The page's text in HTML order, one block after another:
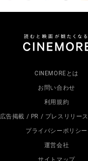
CINEMOREとは
お問い合わせ
利用規約
広告掲載 / PR / プレスリリー
プライバシーポリシー
運営会社
サイトマップ